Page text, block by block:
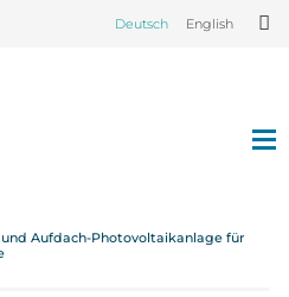
Deutsch English
Aufdach-Photovoltaikanlage für